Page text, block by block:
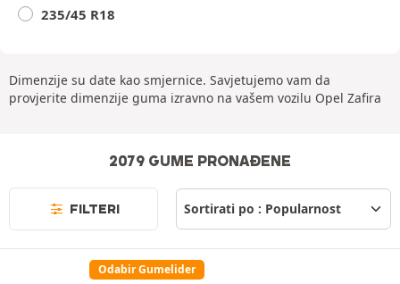
235/45 R18
Dimenzije su date kao smjernice. Savjetujemo vam da
provjerite dimenzije guma izravno na vašem vozilu Opel Zafira
2079 GUME PRONAĐENE
FILTERI
Odabir Gumelider